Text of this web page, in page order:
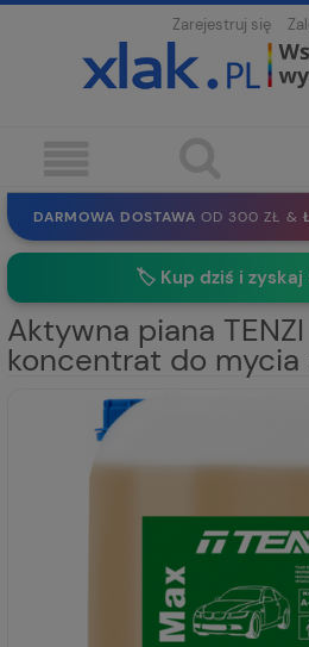
Zarejestruj się
DARMOWA DOSTAWA OD 300 ZŁ &
100 DNI NA ZWROT
🏷️ Kup dziś i
🛡️ Gwarancja i
Aktywna piana
koncentrat do mycia